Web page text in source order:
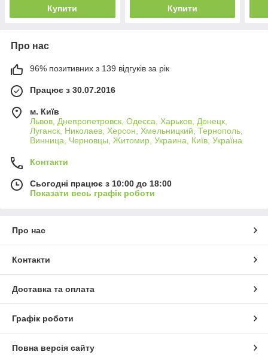
Купити Купити
Про нас
96% позитивних з 139 відгуків за рік
Працює з 30.07.2016
м. Київ
Львов, Днепропетровск, Одесса, Харьков, Донецк,
Луганск, Николаев, Херсон, Хмельницкий, Тернополь,
Винница, Черновцы, Житомир, Украина, Київ, Україна
Контакти
Сьогодні працює з 10:00 до 18:00
Показати весь графік роботи
Про нас
Контакти
Доставка та оплата
Графік роботи
Повна версія сайту